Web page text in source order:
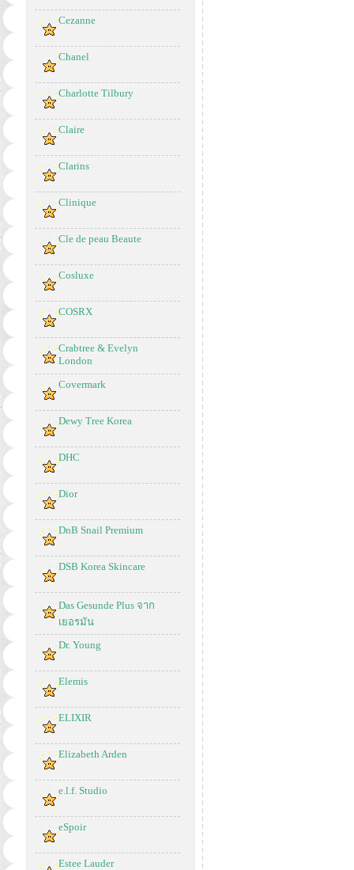
Cezanne
Chanel
Charlotte Tilbury
Claire
Clarins
Clinique
Cle de peau Beaute
Cosluxe
COSRX
Crabtree & Evelyn
London
Covermark
Dewy Tree Korea
DHC
Dior
DnB Snail Premium
DSB Korea Skincare
Das Gesunde Plus จาก
เยอรมัน
Dr. Young
Elemis
ELIXIR
Elizabeth Arden
e.l.f. Studio
eSpoir
Estee Lauder